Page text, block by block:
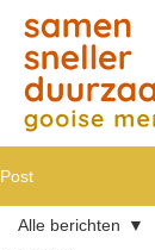
Post
Alle berichten